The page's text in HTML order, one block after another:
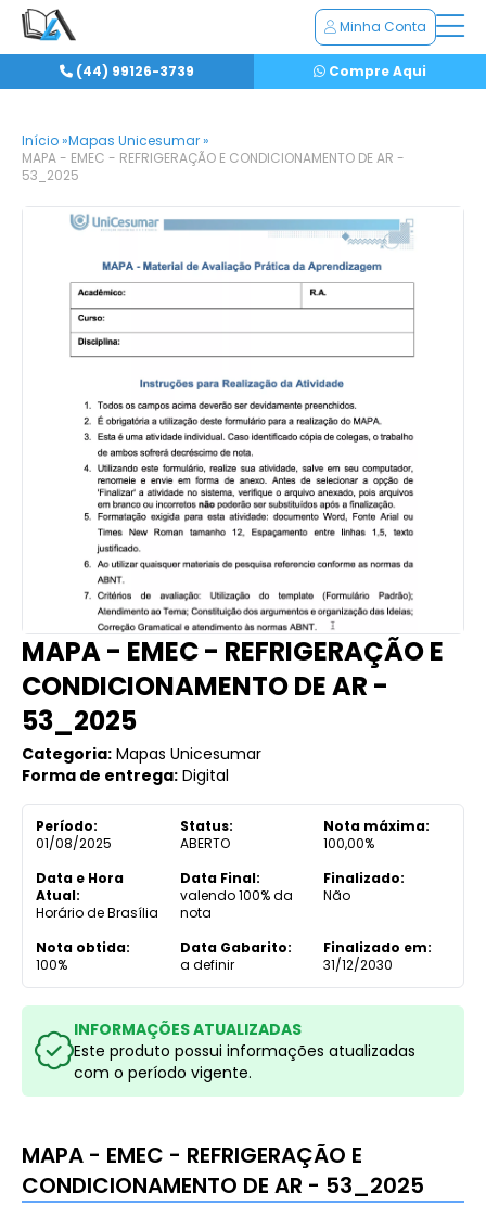
Minha Conta
(44) 99126-3739 Compre Aqui
Início »Mapas Unicesumar »
MAPA - EMEC - REFRIGERAÇÃO E CONDICIONAMENTO DE AR -
53_2025
MAPA - EMEC - REFRIGERAÇÃO E
CONDICIONAMENTO DE AR -
53_2025
Categoria: Mapas Unicesumar
Forma de entrega: Digital
Período:
01/08/2025
Status:
ABERTO
Nota máxima:
100,00%
Data e Hora
Atual:
Horário de Brasília
Data Final:
valendo 100% da
nota
Finalizado:
Não
Nota obtida:
100%
Data Gabarito:
a definir
Finalizado em:
31/12/2030
INFORMAÇÕES ATUALIZADAS
Este produto possui informações atualizadas
com o período vigente.
MAPA - EMEC - REFRIGERAÇÃO E
CONDICIONAMENTO DE AR - 53_2025